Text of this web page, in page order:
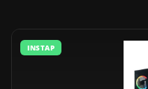
INSTAP